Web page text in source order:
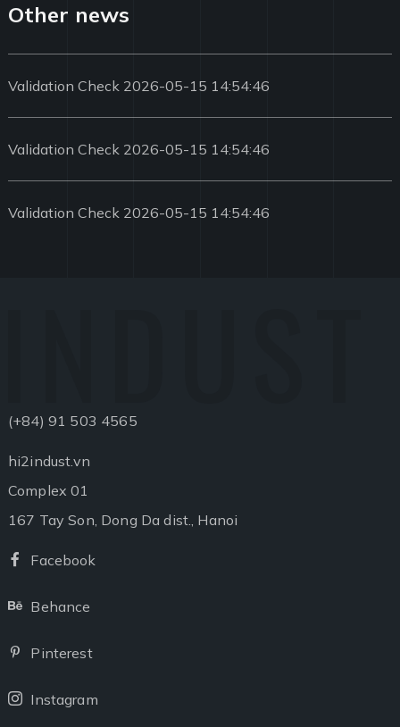
Other news
Validation Check 2026-05-15 14:54:46
Validation Check 2026-05-15 14:54:46
Validation Check 2026-05-15 14:54:46
(+84) 91 503 4565
hi2indust.vn
Complex 01
167 Tay Son, Dong Da dist., Hanoi
Facebook
Behance
Pinterest
Instagram